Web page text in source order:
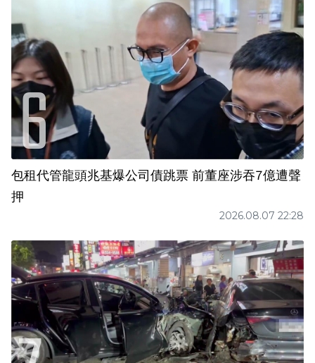
包租代管龍頭兆基爆公司債跳票 前董座涉吞7億遭聲
押
2026.08.07 22:28